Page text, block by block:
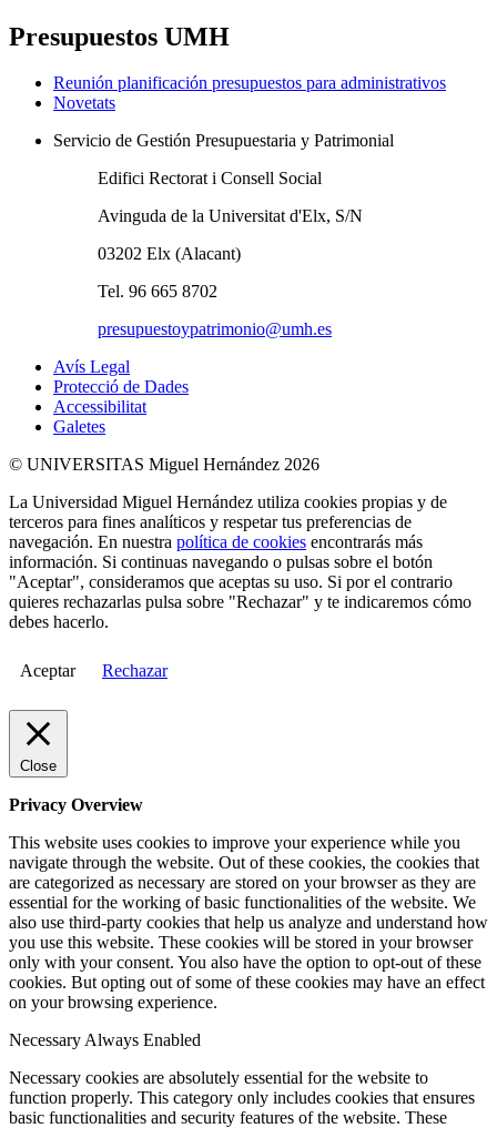
Presupuestos UMH
Reunión planificación presupuestos para administrativos
Novetats
Servicio de Gestión Presupuestaria y Patrimonial
Edifici Rectorat i Consell Social
Avinguda de la Universitat d'Elx, S/N
03202 Elx (Alacant)
Tel. 96 665 8702
presupuestoypatrimonio@umh.es
Avís Legal
Protecció de Dades
Accessibilitat
Galetes
© UNIVERSITAS Miguel Hernández 2026
La Universidad Miguel Hernández utiliza cookies propias y de
terceros para fines analíticos y respetar tus preferencias de
navegación. En nuestra política de cookies encontrarás más
información. Si continuas navegando o pulsas sobre el botón
"Aceptar", consideramos que aceptas su uso. Si por el contrario
quieres rechazarlas pulsa sobre "Rechazar" y te indicaremos cómo
debes hacerlo.
Aceptar Rechazar
Close
Privacy Overview
This website uses cookies to improve your experience while you
navigate through the website. Out of these cookies, the cookies that
are categorized as necessary are stored on your browser as they are
essential for the working of basic functionalities of the website. We
also use third-party cookies that help us analyze and understand how
you use this website. These cookies will be stored in your browser
only with your consent. You also have the option to opt-out of these
cookies. But opting out of some of these cookies may have an effect
on your browsing experience.
NecessaryAlways Enabled
Necessary cookies are absolutely essential for the website to
function properly. This category only includes cookies that ensures
basic functionalities and security features of the website. These